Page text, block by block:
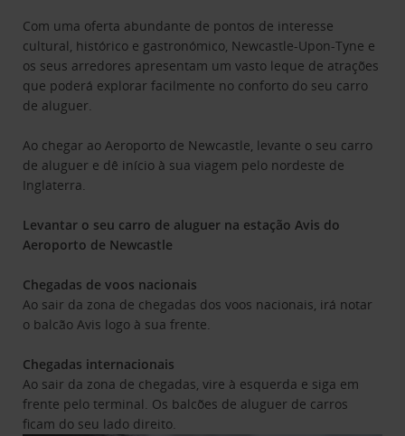
Com uma oferta abundante de pontos de interesse
cultural, histórico e gastronómico, Newcastle-Upon-Tyne e
os seus arredores apresentam um vasto leque de atrações
que poderá explorar facilmente no conforto do seu carro
de aluguer.
Ao chegar ao Aeroporto de Newcastle, levante o seu carro
de aluguer e dê início à sua viagem pelo nordeste de
Inglaterra.
Levantar o seu carro de aluguer na estação Avis do
Aeroporto de Newcastle
Chegadas de voos nacionais
Ao sair da zona de chegadas dos voos nacionais, irá notar
o balcão Avis logo à sua frente.
Chegadas internacionais
Ao sair da zona de chegadas, vire à esquerda e siga em
frente pelo terminal. Os balcões de aluguer de carros
ficam do seu lado direito.